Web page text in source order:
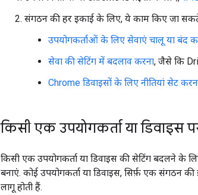
संगठन की हर इकाई के लिए, ये काम किए जा
उपयोगकर्ताओं के लिए सेवाएं चालू या बंद
सेवा की सेटिंग में बदलाव करना, जैसे कि
Chrome डिवाइसों के लिए नीतियां सेट
किसी एक उपयोगकर्ता या डिवाइस
किसी एक उपयोगकर्ता या डिवाइस की सेटिंग बदलने के
बनाएं. कोई उपयोगकर्ता या डिवाइस, सिर्फ़ एक संगठन
लागू होती हैं.